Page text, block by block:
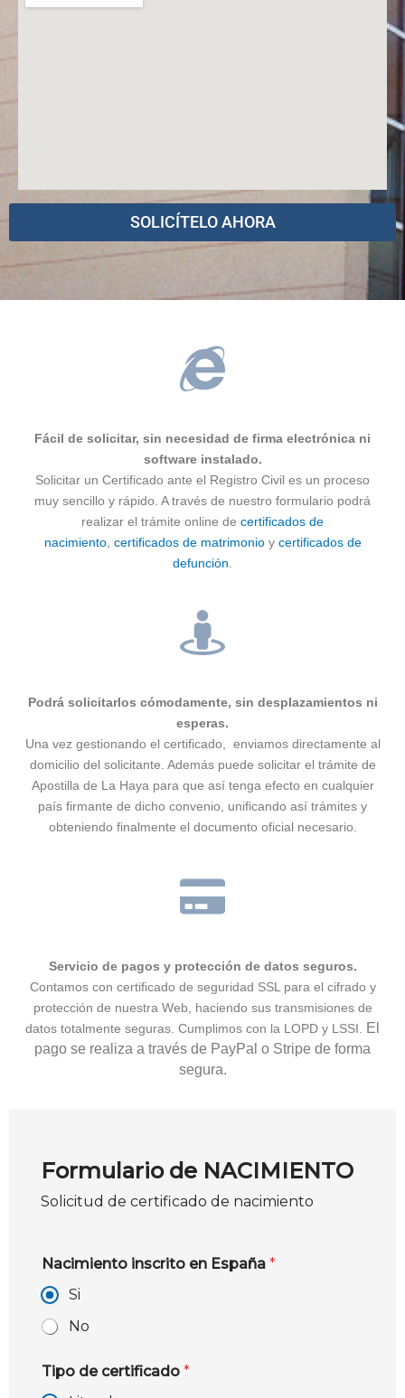
SOLICÍTELO AHORA
Fácil de solicitar, sin necesidad de firma electrónica ni
software instalado.
Solicitar un Certificado ante el Registro Civil es un proceso
muy sencillo y rápido. A través de nuestro formulario podrá
realizar el trámite online de certificados de
nacimiento, certificados de matrimonioy certificados de
defunción
Podrá solicitarlos cómodamente, sin desplazamientos ni
esperas.
Una vez gestionando el certificado, enviamos directamente al
domicilio del solicitante. Además puede solicitar el trámite de
Apostilla de La Haya para que así tenga efecto en cualquier
país firmante de dicho convenio, unificando así trámites y
obteniendo finalmente el documento oficial necesario.
Servicio de pagos y protección de datos seguros.
Contamos con certificado de seguridad SSL para el cifrado y
protección de nuestra Web, haciendo sus transmisiones de
datos totalmente seguras. Cumplimos con la LOPD y LSSI.
El
pago se realiza a través de PayPal o Stripe de forma
segura.
Formulario de NACIMIENTO
Solicitud de certificado de nacimiento
Nacimiento inscrito en España *
Si
No
Tipo de certificado *